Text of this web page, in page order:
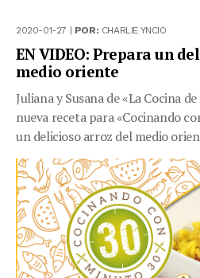
2020-01-27 | POR: CHARLIE YNCIO
EN VIDEO: Prepara un
medio oriente
Juliana y Susana de «La Cocina
nueva receta para «Cocinando
un delicioso arroz del medio